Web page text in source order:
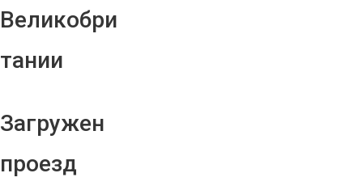
Великобри
тании
Загружен
проезд